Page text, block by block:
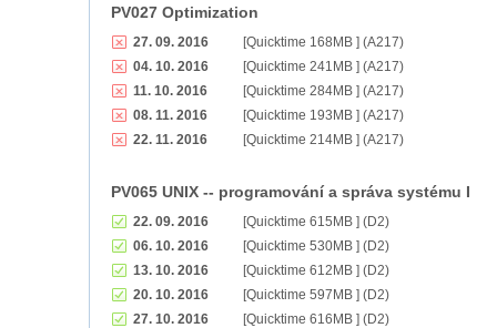
PV027 Optimization
27. 09. 2016
[Quicktime 168MB ] (A217)
04. 10. 2016
[Quicktime 241MB ] (A217)
11. 10. 2016
[Quicktime 284MB ] (A217)
08. 11. 2016
[Quicktime 193MB ] (A217)
22. 11. 2016
[Quicktime 214MB ] (A217)
PV065 UNIX -- programování a správa systému I
22. 09. 2016
[Quicktime 615MB ] (D2)
06. 10. 2016
[Quicktime 530MB ] (D2)
13. 10. 2016
[Quicktime 612MB ] (D2)
20. 10. 2016
[Quicktime 597MB ] (D2)
27. 10. 2016
[Quicktime 616MB ] (D2)